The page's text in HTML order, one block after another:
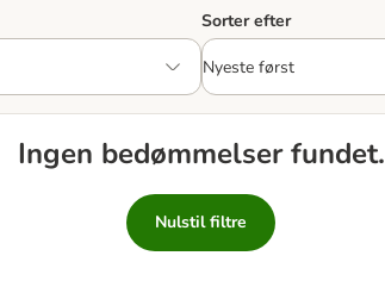
Sorter efter
Ingen bedømmelser fundet.
Nulstil filtre